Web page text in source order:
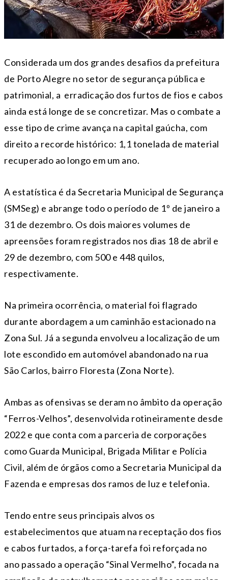
Considerada um dos grandes desafios da prefeitura
de Porto Alegre no setor de segurança pública e
patrimonial, a erradicação dos furtos de fios e cabos
ainda está longe de se concretizar. Mas o combate a
esse tipo de crime avança na capital gaúcha, com
direito a recorde histórico: 1,1 tonelada de material
recuperado ao longo em um ano.
A estatística é da Secretaria Municipal de Segurança
(SMSeg) e abrange todo o período de 1º de janeiro a
31 de dezembro. Os dois maiores volumes de
apreensões foram registrados nos dias 18 de abril e
29 de dezembro, com 500 e 448 quilos,
respectivamente.
Na primeira ocorrência, o material foi flagrado
durante abordagem a um caminhão estacionado na
Zona Sul. Já a segunda envolveu a localização de um
lote escondido em automóvel abandonado na rua
São Carlos, bairro Floresta (Zona Norte).
Ambas as ofensivas se deram no âmbito da operação
“Ferros-Velhos”, desenvolvida rotineiramente desde
2022 e que conta com a parceria de corporações
como Guarda Municipal, Brigada Militar e Polícia
Civil, além de órgãos como a Secretaria Municipal da
Fazenda e empresas dos ramos de luz e telefonia.
Tendo entre seus principais alvos os
estabelecimentos que atuam na receptação dos fios
e cabos furtados, a força-tarefa foi reforçada no
ano passado a operação “Sinal Vermelho”, focada na